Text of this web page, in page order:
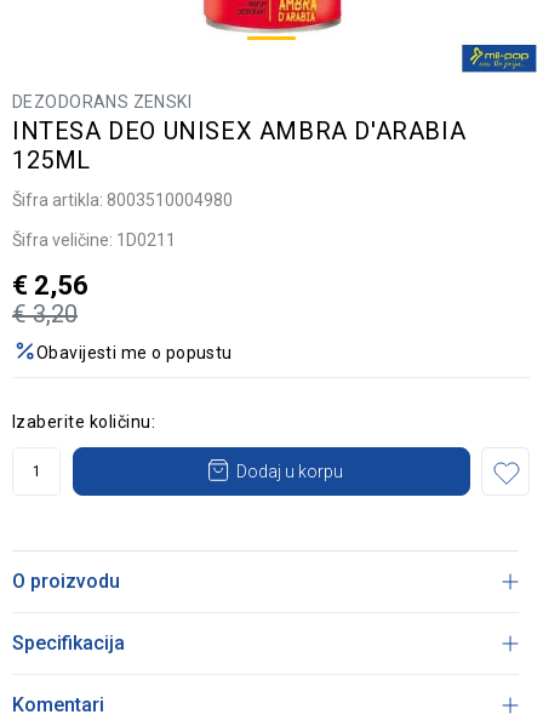
DEZODORANS ZENSKI
INTESA DEO UNISEX AMBRA D'ARABIA
125ML
Šifra artikla: 8003510004980
Šifra veličine: 1D0211
€ 3,20
€ 2,56
Obavijesti me o popustu
Izaberite količinu:
Dodaj u korpu
O proizvodu
Specifikacija
Komentari